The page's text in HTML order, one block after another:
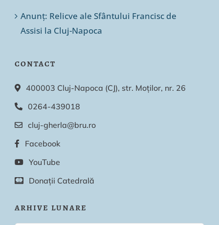
Anunț: Relicve ale Sfântului Francisc de
Assisi la Cluj-Napoca
CONTACT
400003 Cluj-Napoca (CJ), str. Moților, nr. 26
0264-439018
cluj-gherla@bru.ro
Facebook
YouTube
Donații Catedrală
ARHIVE LUNARE